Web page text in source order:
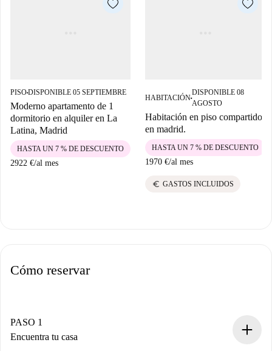
PISO■DISPONIBLE 05 SEPTIEMBRE
Moderno apartamento de 1
dormitorio en alquiler en La
Latina, Madrid
2922 €/al mes
HASTA UN 7 % DE DESCUENTO
HABITACIÓN■
DISPONIBLE 08
AGOSTO
Habitación en piso compartido
en madrid.
1970 €/al mes
HASTA UN 7 % DE DESCUENTO
euro GASTOS INCLUIDOS
Cómo reservar
PASO 1
Encuentra tu casa